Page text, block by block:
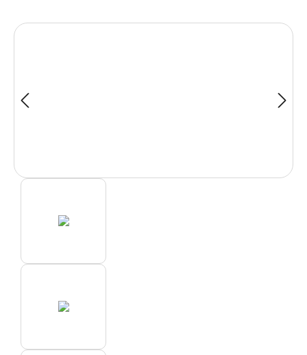
Bildergalerie überspringen